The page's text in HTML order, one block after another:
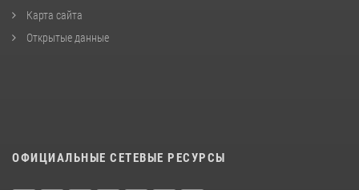
Карта сайта
Открытые данные
ОФИЦИАЛЬНЫЕ СЕТЕВЫЕ РЕСУРСЫ